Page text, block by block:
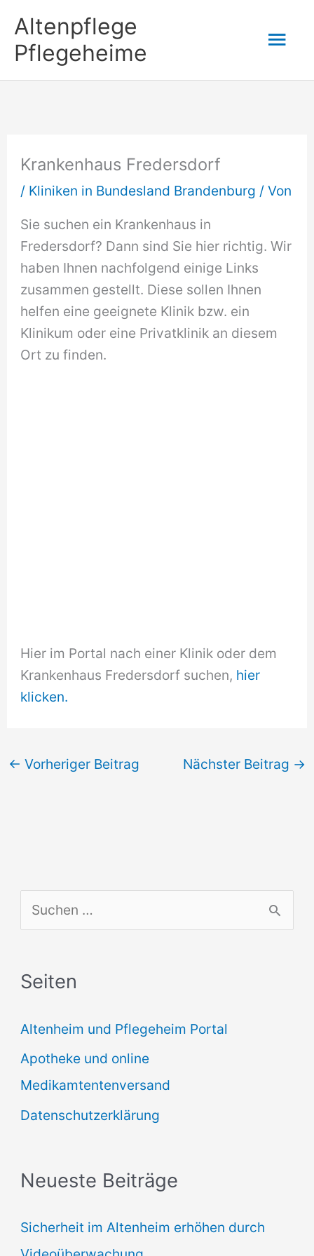
Inhalt
springen
Altenpflege
Pflegeheime
Krankenhaus Fredersdorf
/ Kliniken in Bundesland Brandenburg / Von
Sie suchen ein Krankenhaus in
Fredersdorf? Dann sind Sie hier richtig. Wir
haben Ihnen nachfolgend einige Links
zusammen gestellt. Diese sollen Ihnen
helfen eine geeignete Klinik bzw. ein
Klinikum oder eine Privatklinik an diesem
Ort zu finden.
Hier im Portal nach einer Klinik oder dem
Krankenhaus Fredersdorf suchen, hier
klicken.
← Vorheriger Beitrag Nächster Beitrag →
u
h
n
n
a
c
Seiten
Altenheim und Pflegeheim Portal
Apotheke und online
Medikamtentenversand
Datenschutzerklärung
Neueste Beiträge
Sicherheit im Altenheim erhöhen durch